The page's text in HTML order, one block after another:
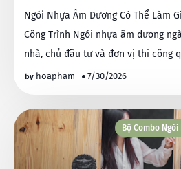
Ngói Nhựa Âm Dương Có Thể Làm
Công Trình Ngói nhựa âm dương ngày càng được nhiều chủ
nhà, chủ đầu tư và đơn vị thi công
hoapham 7/30/2026
Bộ Combo